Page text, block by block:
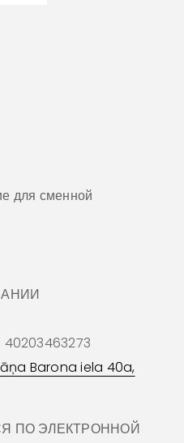
для сменной
40203463273
Barona iela 40a,
ПО ЭЛЕКТРОННОЙ